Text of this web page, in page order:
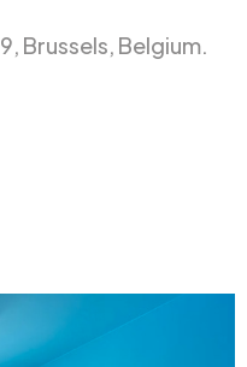
Brussels, Belgium.